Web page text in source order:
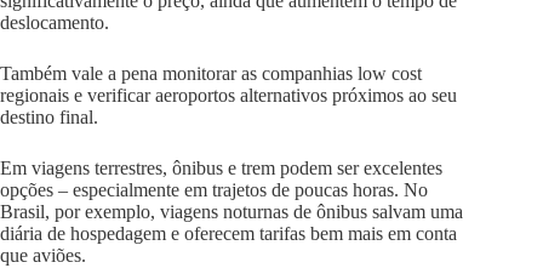
deslocamento.
Também vale a pena monitorar as companhias low cost
regionais e verificar aeroportos alternativos próximos ao seu
destino final.
Em viagens terrestres, ônibus e trem podem ser excelentes
opções – especialmente em trajetos de poucas horas. No
Brasil, por exemplo, viagens noturnas de ônibus salvam uma
diária de hospedagem e oferecem tarifas bem mais em conta
que aviões.